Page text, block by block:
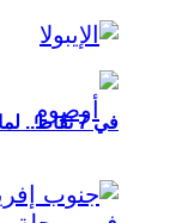
في 7 نقاط.. لماذا خرج تفشي وباء إيبولا عن السيطرة؟